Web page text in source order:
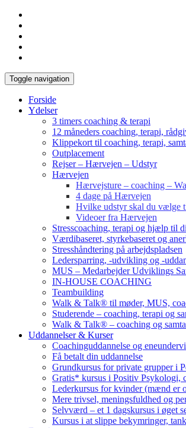
Toggle navigation
Forside
Ydelser
3 timers coaching & terapi
12 måneders coaching, terapi,
Klippekort til coaching, terapi,
Outplacement
Rejser – Hærvejen – Udstyr
Hærvejen
Hærvejsture – coaching –
4 dage på Hærvejen
Hvilke udstyr skal du vælge
Videoer fra Hærvejen
Stresscoaching, terapi og hjælp til
Værdibaseret, styrkebaseret og
Stresshåndtering på arbejdspladsen
Ledersparring, -udvikling og -
MUS – Medarbejder Udviklings
IN-HOUSE COACHING
Teambuilding
Walk & Talk® til møder, MUS,
Studerende – coaching, terapi og
Walk & Talk® – coaching og
Uddannelser & Kurser
Coachinguddannelse og
Få betalt din uddannelse
Grundkursus for private grupper i
Gratis* kursus i Positiv Psykologi,
Lederkursus for kvinder (mænd er
Mere trivsel, meningsfuldhed og
Selvværd – et 1 dagskursus i øget
Kursus i at slippe bekymringer,